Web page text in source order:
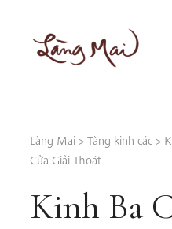
content
Làng Mai > Tàng kinh các >
Cửa Giải Thoát
Kinh Ba